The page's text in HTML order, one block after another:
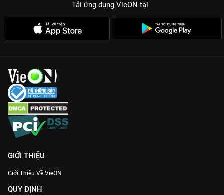
Tải ứng dụng VieON tại
GIỚI THIỆU
Giới Thiệu Về VieON
QUY ĐỊNH